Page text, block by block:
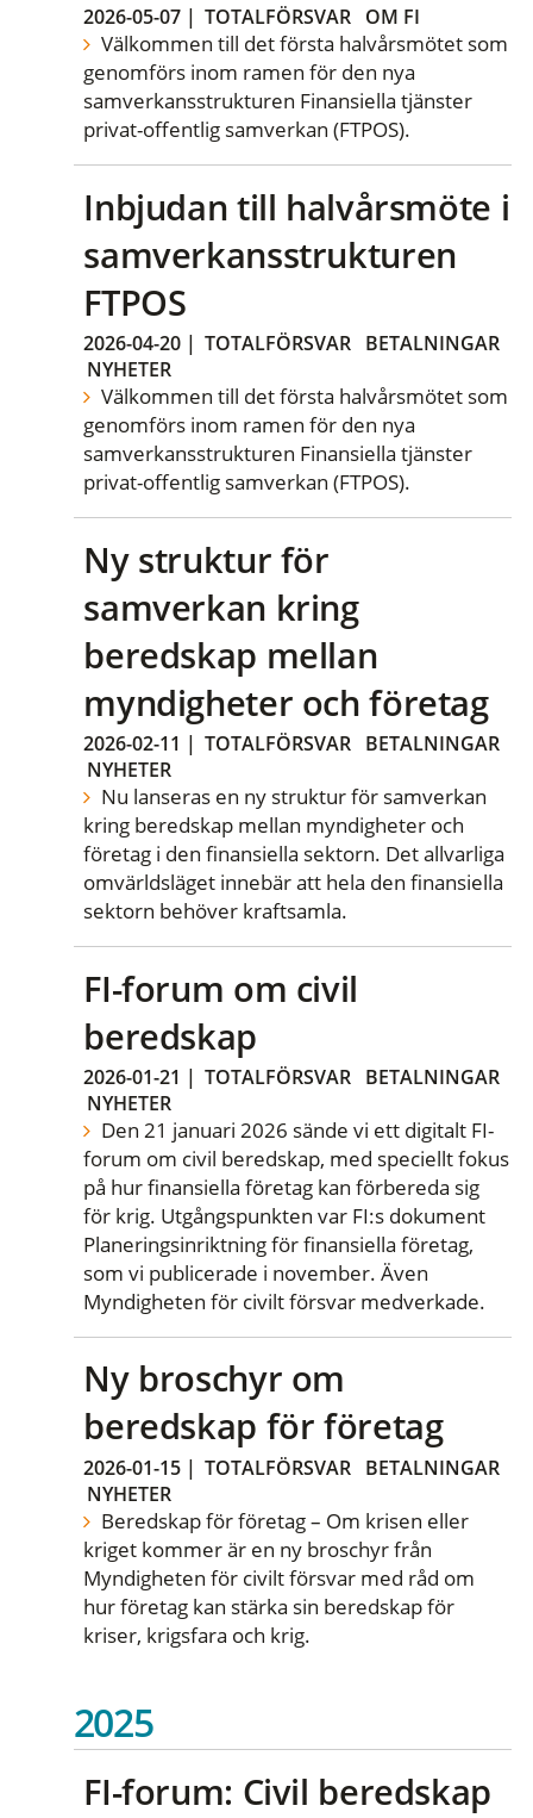
2026-05-07 | TOTALFÖRSVAR OM FI
Välkommen till det första halvårsmötet som
genomförs inom ramen för den nya
samverkansstrukturen Finansiella tjänster
privat-offentlig samverkan (FTPOS).
Inbjudan till halvårsmöte i
samverkansstrukturen
FTPOS
2026-04-20 | TOTALFÖRSVAR BETALNINGAR
NYHETER
Välkommen till det första halvårsmötet som
genomförs inom ramen för den nya
samverkansstrukturen Finansiella tjänster
privat-offentlig samverkan (FTPOS).
Ny struktur för
samverkan kring
beredskap mellan
myndigheter och företag
2026-02-11 | TOTALFÖRSVAR BETALNINGAR
NYHETER
Nu lanseras en ny struktur för samverkan
kring beredskap mellan myndigheter och
företag i den finansiella sektorn. Det allvarliga
omvärldsläget innebär att hela den finansiella
sektorn behöver kraftsamla.
FI-forum om civil
beredskap
2026-01-21 | TOTALFÖRSVAR BETALNINGAR
NYHETER
Den 21 januari 2026 sände vi ett digitalt FI-
forum om civil beredskap, med speciellt fokus
på hur finansiella företag kan förbereda sig
för krig. Utgångspunkten var FI:s dokument
Planeringsinriktning för finansiella företag,
som vi publicerade i november. Även
Myndigheten för civilt försvar medverkade.
Ny broschyr om
beredskap för företag
2026-01-15 | TOTALFÖRSVAR BETALNINGAR
NYHETER
Beredskap för företag – Om krisen eller
kriget kommer är en ny broschyr från
Myndigheten för civilt försvar med råd om
hur företag kan stärka sin beredskap för
kriser, krigsfara och krig.
2025
FI-forum: Civil beredskap